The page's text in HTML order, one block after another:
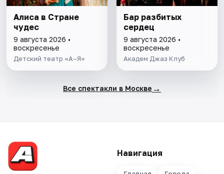
Алиса в Стране
чудес
9 августа 2026 •
воскресенье
Детский театр «А–Я»
Бар разбитых
сердец
9 августа 2026 •
воскресенье
Академ Джаз Клуб
Все спектакли в Москве →
Навигация